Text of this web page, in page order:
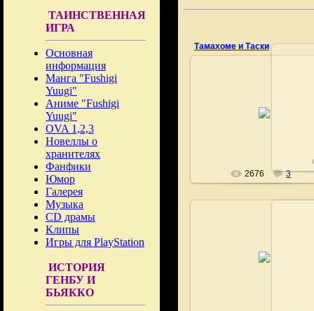
ТАИНСТВЕННАЯ
ИГРА
Основная
информация
Манга "Fushigi
Yuugi"
Аниме "Fushigi
Yuugi"
OVA 1,2,3
Новеллы о
хранителях
Фанфики
Юмор
Галерея
Музыка
CD драмы
Клипы
Игры для PlayStation
ИСТОРИЯ
ГЕНБУ И
БЬЯККО
Тамахоме и Таски
2676 3